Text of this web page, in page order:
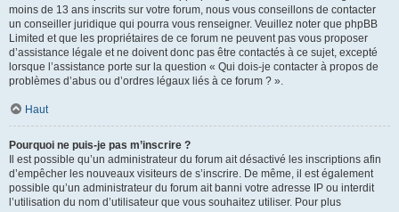
moins de 13 ans inscrits sur votre forum, nous vous conseillons de contacter
un conseiller juridique qui pourra vous renseigner. Veuillez noter que phpBB
Limited et que les propriétaires de ce forum ne peuvent pas vous proposer
d’assistance légale et ne doivent donc pas être contactés à ce sujet, excepté
lorsque l’assistance porte sur la question « Qui dois-je contacter à propos de
problèmes d’abus ou d’ordres légaux liés à ce forum ? ».
Haut
Pourquoi ne puis-je pas m’inscrire ?
Il est possible qu’un administrateur du forum ait désactivé les inscriptions afin
d’empêcher les nouveaux visiteurs de s’inscrire. De même, il est également
possible qu’un administrateur du forum ait banni votre adresse IP ou interdit
l’utilisation du nom d’utilisateur que vous souhaitez utiliser. Pour plus